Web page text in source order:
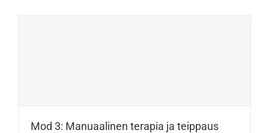
Mod 3: Manuaalinen terapia ja teippaus